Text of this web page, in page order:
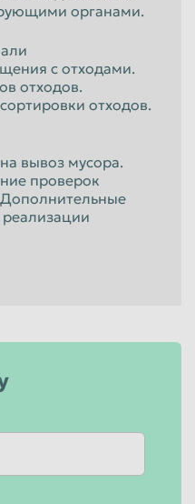
органами.
с отходами.
отходов.
отходов.
вывоз мусора.
проверок
реализации